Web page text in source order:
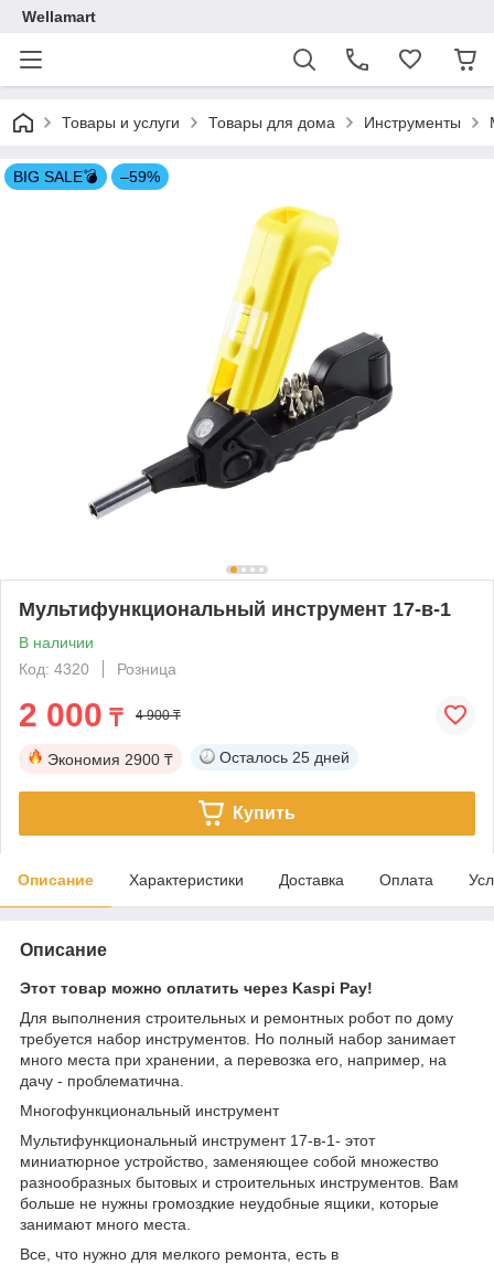
Wellamart
Товары и услуги Товары для дома Инструменты
BIG SALE💣 –59%
Мультифункциональный инструмент 17-в-1
В наличии
Код: 4320
Розница
2 000 ₸ 4 900 ₸
Экономия 2900 ₸ Осталось 25 дней
Купить
Описание Характеристики Доставка Оплата
Описание
Этот товар можно оплатить через Kaspi Pay!
Для выполнения строительных и ремонтных робот по дому
требуется набор инструментов. Но полный набор занимает
много места при хранении, а перевозка его, например, на
дачу - проблематична.
Многофункциональный инструмент
Мультифункциональный инструмент 17-в-1- этот
миниатюрное устройство, заменяющее собой множество
разнообразных бытовых и строительных инструментов. Вам
больше не нужны громоздкие неудобные ящики, которые
занимают много места.
Все, что нужно для мелкого ремонта, есть в